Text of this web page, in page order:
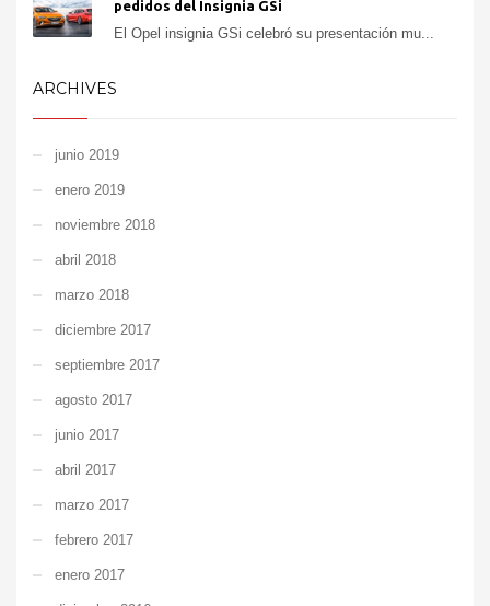
pedidos del Insignia GSi
El Opel insignia GSi celebró su presentación mu...
ARCHIVES
junio 2019
enero 2019
noviembre 2018
abril 2018
marzo 2018
diciembre 2017
septiembre 2017
agosto 2017
junio 2017
abril 2017
marzo 2017
febrero 2017
enero 2017